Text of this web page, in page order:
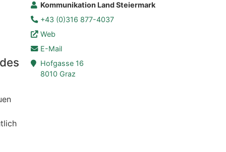
Kommunikation Land Steiermark
+43 (0)316 877-4037
Web
E-Mail
Hofgasse 16
8010 Graz